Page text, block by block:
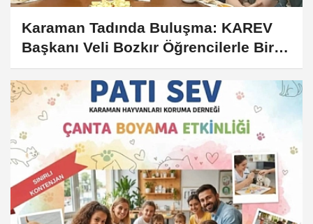
Karaman Tadında Buluşma: KAREV
Başkanı Veli Bozkır Öğrencilerle Bir
Araya Geldi